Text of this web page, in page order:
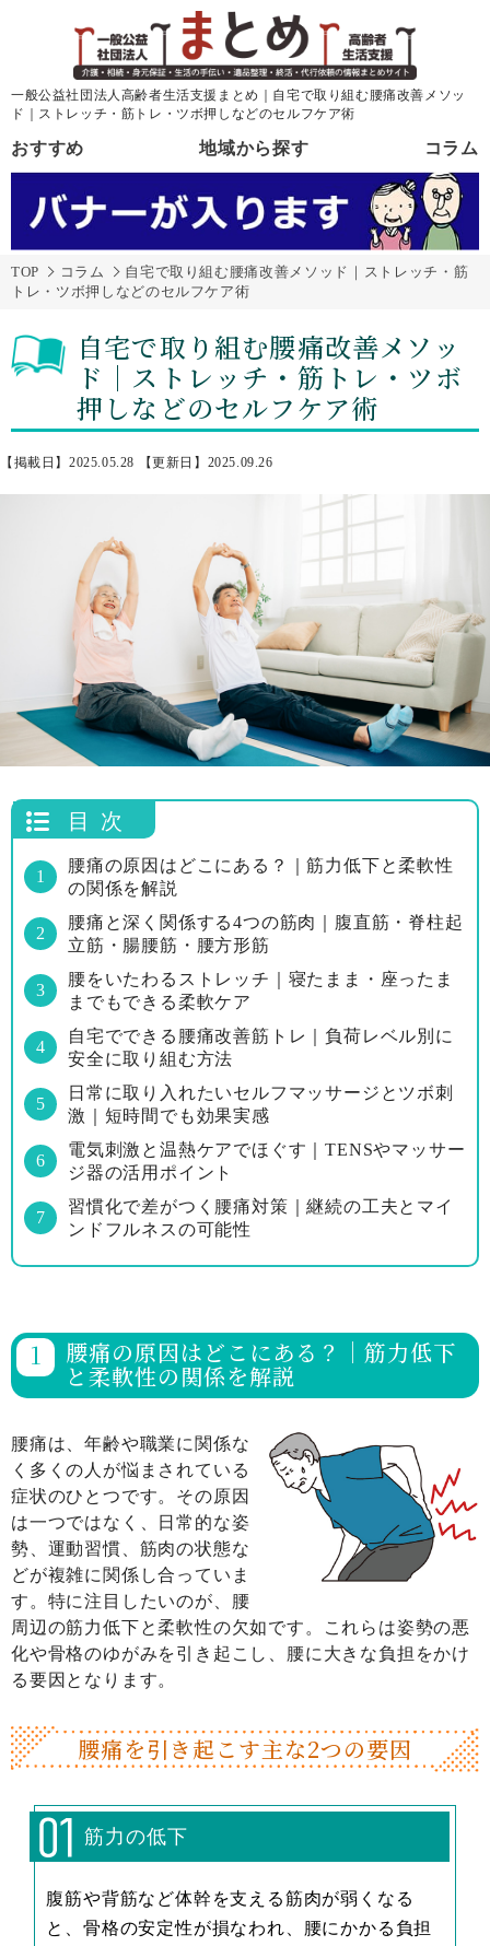
一般公益社団法人高齢者生活支援まとめ｜自宅で取り組む腰痛改善メソッ
ド｜ストレッチ・筋トレ・ツボ押しなどのセルフケア術
おすすめ 地域から探す コラム
TOP コラム
自宅で取り組む腰痛改善メソッド｜ストレッチ・筋
トレ・ツボ押しなどのセルフケア術
自宅で取り組む腰痛改善メソッ
ド｜ストレッチ・筋トレ・ツボ
押しなどのセルフケア術
【掲載日】2025.05.28 【更新日】2025.09.26
目次
腰痛の原因はどこにある？｜筋力低下と柔軟性
の関係を解説
腰痛と深く関係する4つの筋肉｜腹直筋・脊柱起
立筋・腸腰筋・腰方形筋
腰をいたわるストレッチ｜寝たまま・座ったま
までもできる柔軟ケア
自宅でできる腰痛改善筋トレ｜負荷レベル別に
安全に取り組む方法
日常に取り入れたいセルフマッサージとツボ刺
激｜短時間でも効果実感
電気刺激と温熱ケアでほぐす｜TENSやマッサー
ジ器の活用ポイント
習慣化で差がつく腰痛対策｜継続の工夫とマイ
ンドフルネスの可能性
腰痛の原因はどこにある？｜筋力低下
と柔軟性の関係を解説
腰痛は、年齢や職業に関係な
く多くの人が悩まされている
症状のひとつです。その原因
は一つではなく、日常的な姿
勢、運動習慣、筋肉の状態な
どが複雑に関係し合っていま
す。特に注目したいのが、腰
周辺の筋力低下と柔軟性の欠如です。これらは姿勢の悪
化や骨格のゆがみを引き起こし、腰に大きな負担をかけ
る要因となります。
腰痛を引き起こす主な2つの要因
筋力の低下
腹筋や背筋など体幹を支える筋肉が弱くなる
と、骨格の安定性が損なわれ、腰にかかる負担